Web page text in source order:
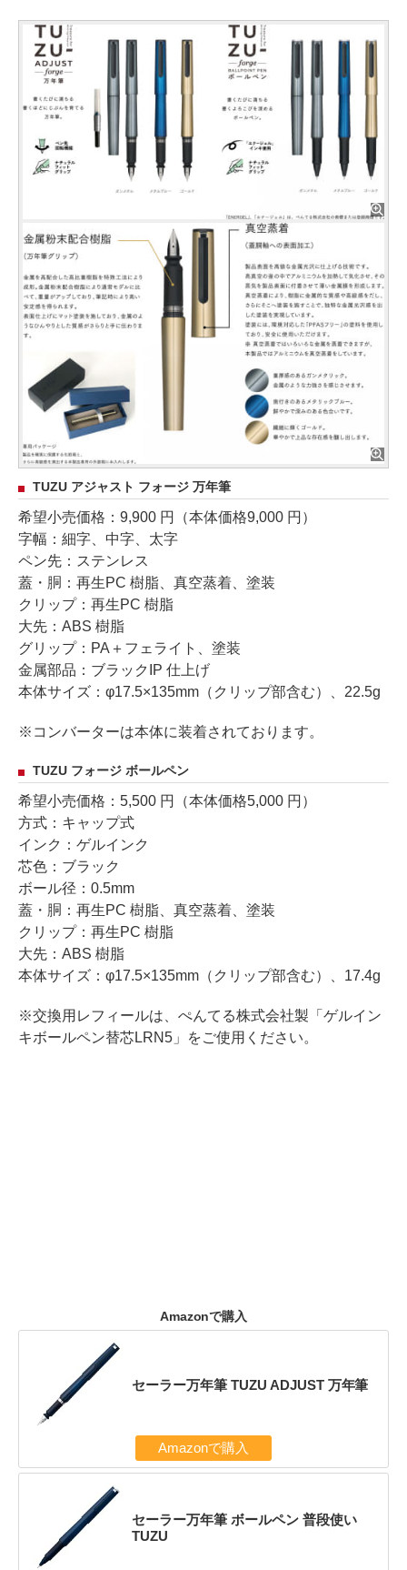
TUZU アジャスト フォージ 万年筆
希望小売価格：9,900 円（本体価格9,000 円）
字幅：細字、中字、太字
ペン先：ステンレス
蓋・胴：再生PC 樹脂、真空蒸着、塗装
クリップ：再生PC 樹脂
大先：ABS 樹脂
グリップ：PA＋フェライト、塗装
金属部品：ブラックIP 仕上げ
本体サイズ：φ17.5×135mm（クリップ部含む）、22.5g
※コンバーターは本体に装着されております。
TUZU フォージ ボールペン
希望小売価格：5,500 円（本体価格5,000 円）
方式：キャップ式
インク：ゲルインク
芯色：ブラック
ボール径：0.5mm
蓋・胴：再生PC 樹脂、真空蒸着、塗装
クリップ：再生PC 樹脂
大先：ABS 樹脂
本体サイズ：φ17.5×135mm（クリップ部含む）、17.4g
※交換用レフィールは、ぺんてる株式会社製「ゲルイン
キボールペン替芯LRN5」をご使用ください。
Amazonで購入
セーラー万年筆 TUZU ADJUST 万年筆
Amazonで購入
セーラー万年筆 ボールペン 普段使い
TUZU